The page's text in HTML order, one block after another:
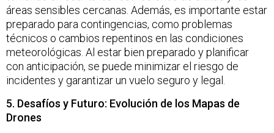
áreas sensibles cercanas. Además, es importante estar
preparado para contingencias, como problemas
técnicos o cambios repentinos en las condiciones
meteorológicas. Al estar bien preparado y planificar
con anticipación, se puede minimizar el riesgo de
incidentes y garantizar un vuelo seguro y legal.
5. Desafíos y Futuro: Evolución de los Mapas de
Drones